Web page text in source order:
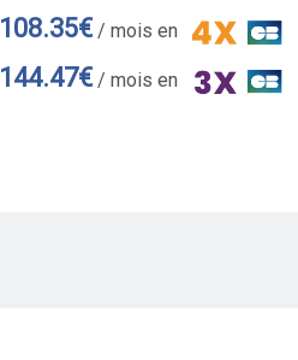
108.35€/ mois en
144.47€/ mois en